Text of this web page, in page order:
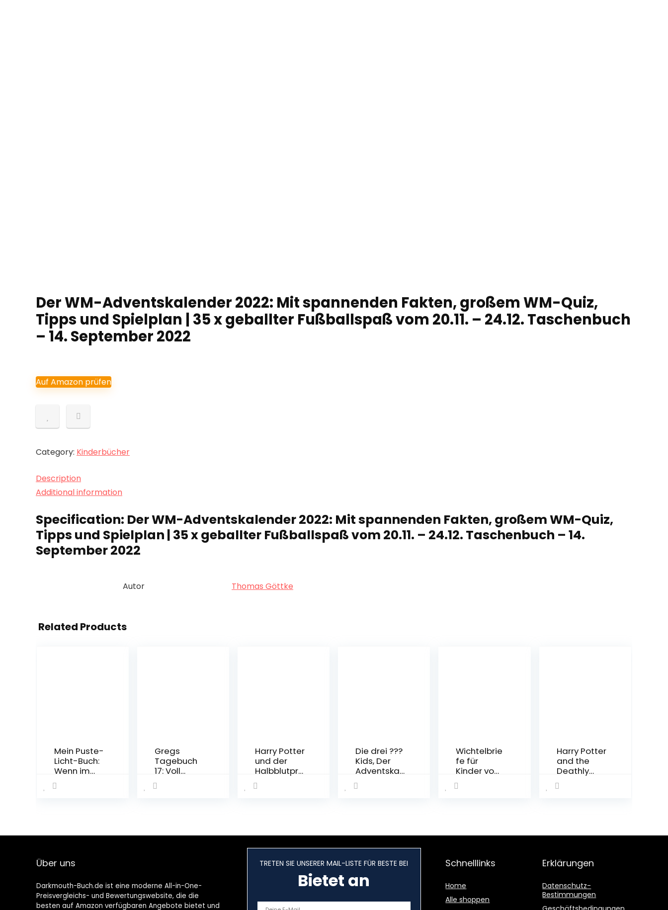
Der WM-Adventskalender 2022: Mit spannenden Fakten, großem WM-Quiz,
Tipps und Spielplan | 35 x geballter Fußballspaß vom 20.11. – 24.12. Taschenbuch
– 14. September 2022
Auf Amazon prüfen
Category: Kinderbücher
Description
Additional information
Specification: Der WM-Adventskalender 2022: Mit spannenden Fakten, großem WM-Quiz,
Tipps und Spielplan | 35 x geballter Fußballspaß vom 20.11. – 24.12. Taschenbuch – 14.
September 2022
Autor Thomas Göttke
Related Products
Mein Puste-
Licht-Buch:
Wenn im
Dunkeln
Sterne
Lämpchen,
Mitmachbu
ch für
Kinder ab 18
Monaten
Gregs
Tagebuch
17: Voll
aufgedreht
!
Harry Potter
und der
Halbblutpri
nz (Harry
Potter 6):
Book of the
Year 2006
Phantastik-
Preis 2006,
Die drei ???
Kids, Der
Adventskal
ender: 24
Tage
Ausgabe –
19.
2022
Wichtelbrie
fe für
Kinder vom
kleinen
Wichtel
Briefe,
Schaberna
und eine
Wichtelges
Harry Potter
and the
Deathly
Hallows
(Harry
Über uns
Darkmouth-Buch.de ist eine moderne All-in-One-
Preisvergleichs- und Bewertungswebsite, die die
besten auf Amazon verfügbaren Angebote bietet und
TRETEN SIE UNSERER MAIL-LISTE FÜR BESTE BEI
Bietet an
Schnelllinks
Home
Alle shoppen
Erklärungen
Datenschutz-
Bestimmungen